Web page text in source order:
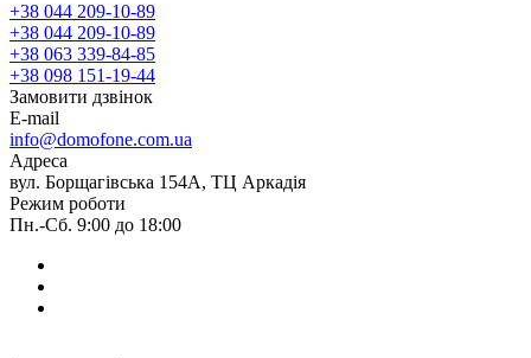
+38 044 209-10-89
+38 044 209-10-89
+38 063 339-84-85
+38 098 151-19-44
Замовити дзвінок
E-mail
info@domofone.com.ua
Адреса
вул. Борщагівська 154А, ТЦ Аркадія
Режим роботи
Пн.-Сб. 9:00 до 18:00